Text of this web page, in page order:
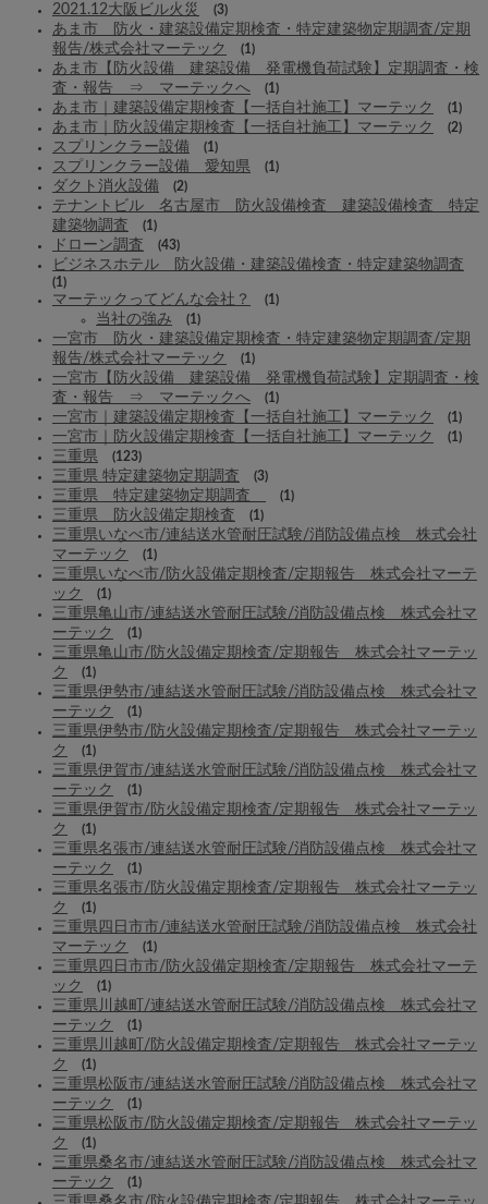
2021.12大阪ビル火災 (3)
あま市 防火・建築設備定期検査・特定建築物定期調査/定期
報告/株式会社マーテック
(1)
あま市【防火設備 建築設備 発電機負荷試験】定期調査・検
査・報告 ⇒ マーテックへ
(1)
あま市｜建築設備定期検査【一括自社施工】マーテック (1)
あま市｜防火設備定期検査【一括自社施工】マーテック (2)
スプリンクラー設備 (1)
スプリンクラー設備 愛知県 (1)
ダクト消火設備 (2)
テナントビル 名古屋市 防火設備検査 建築設備検査 特定
建築物調査
(1)
ドローン調査 (43)
ビジネスホテル 防火設備・建築設備検査・特定建築物調査
(1)
マーテックってどんな会社？ (1)
当社の強み (1)
一宮市 防火・建築設備定期検査・特定建築物定期調査/定期
報告/株式会社マーテック
(1)
一宮市【防火設備 建築設備 発電機負荷試験】定期調査・検
査・報告 ⇒ マーテックへ
(1)
一宮市｜建築設備定期検査【一括自社施工】マーテック (1)
一宮市｜防火設備定期検査【一括自社施工】マーテック (1)
三重県 (123)
三重県 特定建築物定期調査 (3)
三重県 特定建築物定期調査 (1)
三重県 防火設備定期検査 (1)
三重県いなべ市/連結送水管耐圧試験/消防設備点検 株式会社
マーテック
(1)
三重県いなべ市/防火設備定期検査/定期報告 株式会社マーテ
ック
(1)
三重県亀山市/連結送水管耐圧試験/消防設備点検 株式会社マ
ーテック
(1)
三重県亀山市/防火設備定期検査/定期報告 株式会社マーテッ
ク
(1)
三重県伊勢市/連結送水管耐圧試験/消防設備点検 株式会社マ
ーテック
(1)
三重県伊勢市/防火設備定期検査/定期報告 株式会社マーテッ
ク
(1)
三重県伊賀市/連結送水管耐圧試験/消防設備点検 株式会社マ
ーテック
(1)
三重県伊賀市/防火設備定期検査/定期報告 株式会社マーテッ
ク
(1)
三重県名張市/連結送水管耐圧試験/消防設備点検 株式会社マ
ーテック
(1)
三重県名張市/防火設備定期検査/定期報告 株式会社マーテッ
ク
(1)
三重県四日市市/連結送水管耐圧試験/消防設備点検 株式会社
マーテック
(1)
三重県四日市市/防火設備定期検査/定期報告 株式会社マーテ
ック
(1)
三重県川越町/連結送水管耐圧試験/消防設備点検 株式会社マ
ーテック
(1)
三重県川越町/防火設備定期検査/定期報告 株式会社マーテッ
ク
(1)
三重県松阪市/連結送水管耐圧試験/消防設備点検 株式会社マ
ーテック
(1)
三重県松阪市/防火設備定期検査/定期報告 株式会社マーテッ
ク
(1)
三重県桑名市/連結送水管耐圧試験/消防設備点検 株式会社マ
ーテック
(1)